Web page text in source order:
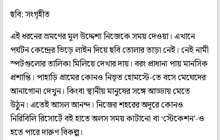
ছবি: সংগৃহীত
এই ধরনের ভ্রমণের মূল উদ্দেশ্য নিজেকে সময় দেওয়া। এখানে
পর্যটন কেন্দ্রের ভিড়ে লাইন দিয়ে ছবি তোলার তাড়া নেই। নেই নামী
স্পটগুলোর তালিকা মিলিয়ে দেখার দায়। বরং প্রাধান্য পায় মানসিক
প্রশান্তি। পাহাড়ি গ্রামের কোনও নিভৃত হোমস্টে-তে বসে মেঘেদের
আনাগোনা দেখুন। কিংবা স্থানীয় মানুষের সঙ্গে আড্ডায় মেতে
উঠুন। এতেই আসল আনন্দ। নিজের শহরের অদূরে কোনও
নিরিবিলি রিসোর্টে বই হাতে অলস সময় কাটানো বা ‘স্টেকেশন’-ও
হতে পারে দারুণ বিকল্প।